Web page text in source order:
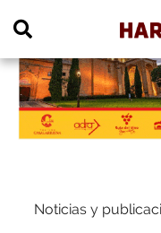
Noticias y